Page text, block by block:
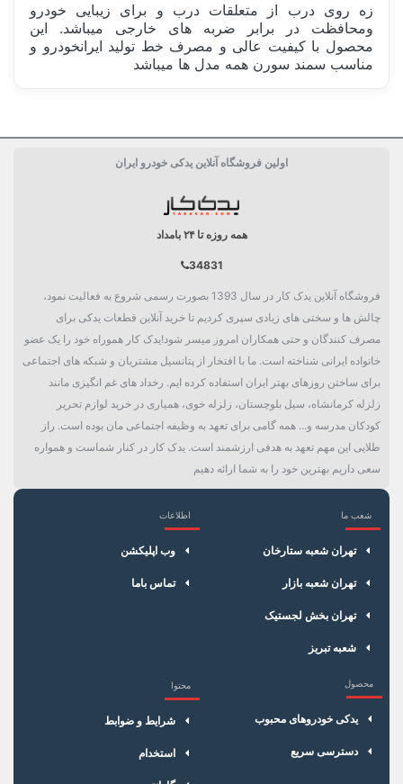
زه روی درب از متعلقات درب و برای زیبایی خودرو
ومحافظت در برابر ضربه های خارجی میباشد. این
محصول با کیفیت عالی و مصرف خط تولید ایرانخودرو و
مناسب سمند سورن همه مدل ها میباشد
بدنه
اولین فروشگاه آنلاین یدکی خودرو ایران
همه روزه تا ۲۴ بامداد
34831
فروشگاه آنلاین یدک کار در سال 1393 بصورت رسمی شروع به فعالیت نمود،
چالش ها و سختی های زیادی سپری کردیم تا خرید آنلاین قطعات یدکی برای
مصرف کنندگان و حتی همکاران امروز میسر شود!یدک کار هموراه خود را یک عضو
خانواده ایرانی شناخته است. ما با افتخار از پتانسیل مشتریان و شبکه های اجتماعی
برای ساختن روزهای بهتر ایران استفاده کرده ایم. رخداد های غم انگیزی مانند
زلزله کرمانشاه، سیل بلوچستان، زلزله خوی، همیاری در خرید لوازم تحریر
کودکان مدرسه و... همه گامی برای تعهد به وظیفه اجتماعی مان بوده است. راز
طلایی این مهم تعهد به هدفی ارزشمند است. یدک کار در کنار شماست و همواره
سعی داریم بهترین خود را به شما ارائه دهیم
شعب ما
تهران شعبه ستارخان
تهران شعبه بازار
تهران بخش لجستیک
شعبه تبریز
اطلاعات
وب اپلیکشن
تماس باما
محصول
یدکی خودروهای محبوب
دسترسی سریع
محتوا
شرایط و ضوابط
استخدام
×